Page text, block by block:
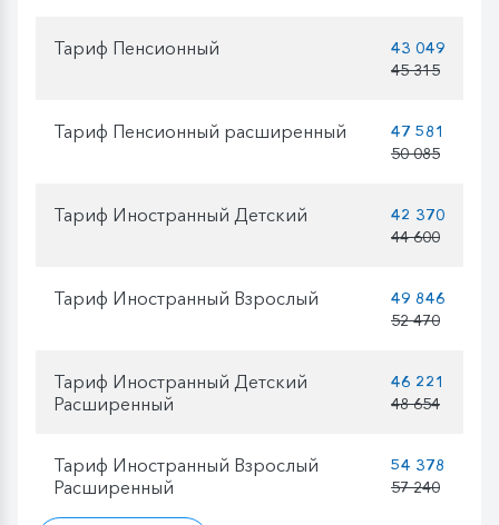
Тариф Пенсионный
43 049
45 315
Тариф Пенсионный расширенный
47 581
50 085
Тариф Иностранный Детский
42 370
44 600
Тариф Иностранный Взрослый
49 846
52 470
Тариф Иностранный Детский
Расширенный
46 221
48 654
Тариф Иностранный Взрослый
Расширенный
54 378
57 240